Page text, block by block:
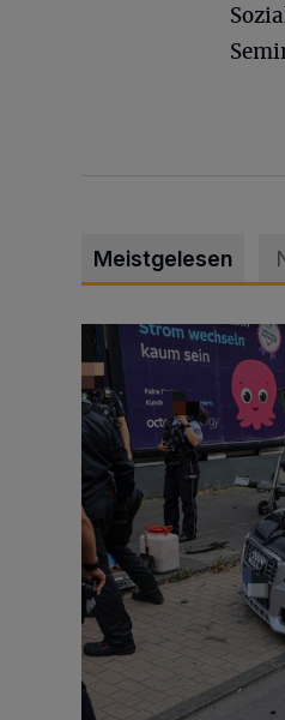
Meistgelesen
Schwerer Unfall mit